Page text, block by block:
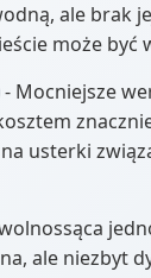
ale brak
może być
- Mocniejsze
usterki
ale niezbyt